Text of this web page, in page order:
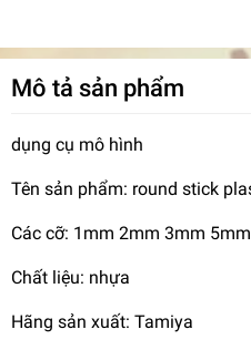
Mô tả sản phẩm
dụng cụ mô hình
Tên sản phẩm: round stick
Các cỡ: 1mm 2mm 3mm
Chất liệu: nhựa
Hãng sản xuất: Tamiya